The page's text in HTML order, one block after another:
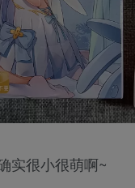
实很小很萌啊~